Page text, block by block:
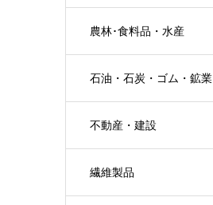
農林･食料品・水産
石油・石炭・ゴム・鉱業
不動産・建設
繊維製品